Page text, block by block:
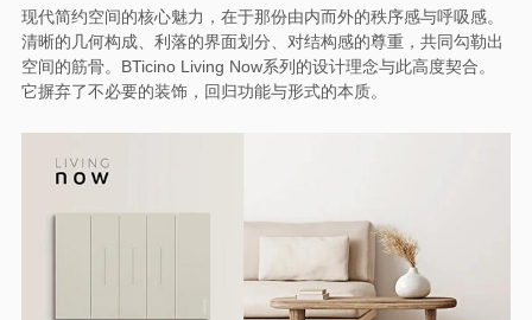
现代简约空间的核心魅力，在于那份由内而外的秩序感与呼吸感。
清晰的几何构成、利落的界面划分、对结构感的尊重，共同勾勒出
空间的筋骨。BTicino Living Now系列的设计理念与此高度契合。
它摒弃了不必要的装饰，回归功能与形式的本质。